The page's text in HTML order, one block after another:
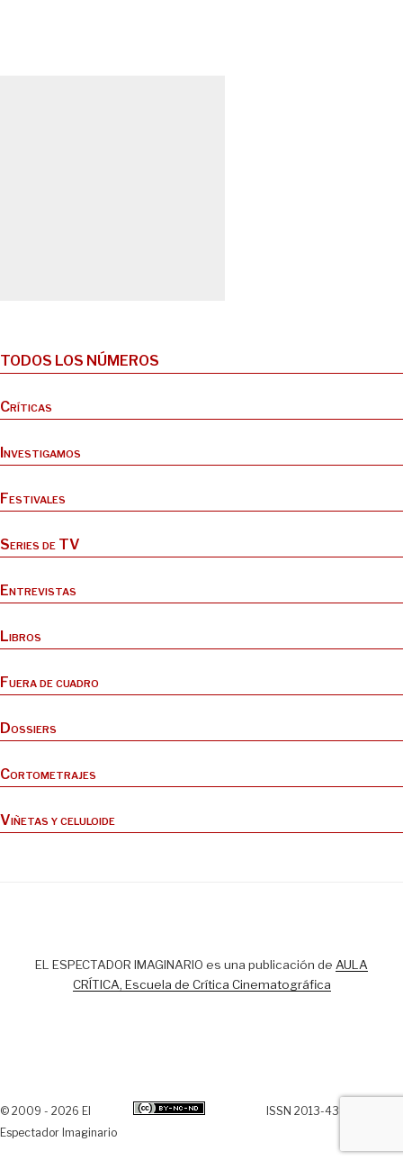
TODOS LOS NÚMEROS
Críticas
Investigamos
Festivales
Series de TV
Entrevistas
Libros
Fuera de cuadro
Dossiers
Cortometrajes
Viñetas y celuloide
EL ESPECTADOR IMAGINARIO es una publicación de AULA
CRÍTICA, Escuela de Crítica Cinematográfica
© 2009 - 2026 El
Espectador Imaginario
ISSN 2013-438X